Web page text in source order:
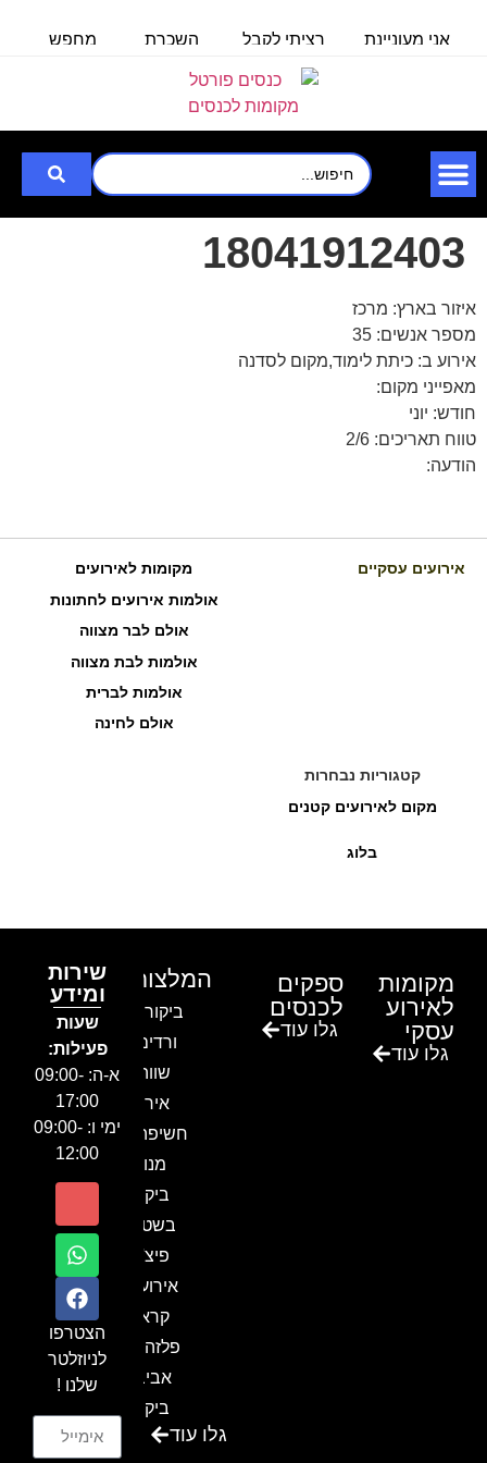
אני מעוניינת
רציתי לקבל
פרטים לכנס
לעובדים
השכרת
אולם/
כיתה
לצורך
מחפש
3000
18041912403
איזור בארץ: מרכז
מספר אנשים: 35
אירוע ב: כיתת לימוד,מקום לסדנה
מאפייני מקום:
חודש: יוני
טווח תאריכים: 2/6
הודעה:
אירועים עסקיים
מקומות לאירועים
אולמות אירועים לחתונות
אולם לבר מצווה
אולמות לבת מצווה
אולמות לברית
אולם לחינה
קטגוריות נבחרות
מקום לאירועים קטנים
בלוג
מקומות
לאירוע
עסקי
גלו עוד
ספקים
לכנסים
גלו עוד
המלצות
ביקור בגן
ורדים –
שווה!!
אירוע
חשיפה- זיו
מנור
ביקור
בשטח-
פיצ'ר
אירועים
קראון
פלזה תל
אביב-
ביקור
בכנסגלו עוד
שירות
ומידע
שעות
פעילות:
א-ה: 09:00-
17:00
ימי ו: 09:00-
12:00
הצטרפו
לניוזלטר
שלנו !